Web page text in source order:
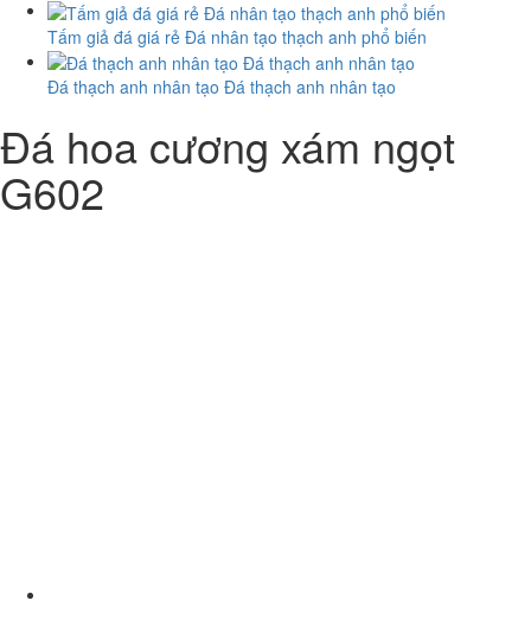
Tấm giả đá giá rẻ Đá nhân tạo thạch anh phổ biến
Đá thạch anh nhân tạo Đá thạch anh nhân tạo
Đá hoa cương xám ngọt
G602